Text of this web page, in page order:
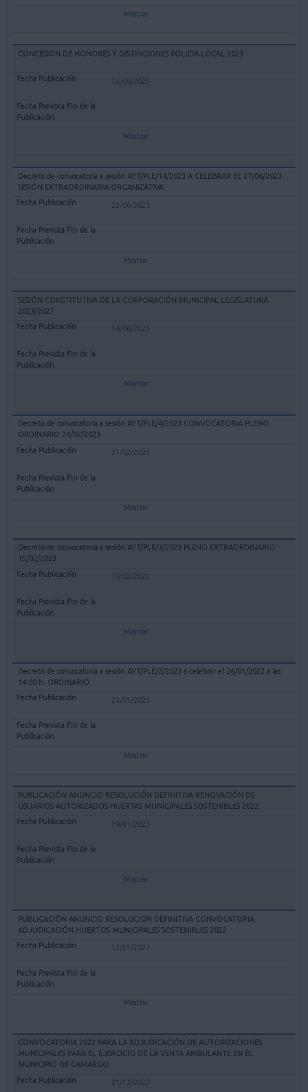
Mostrar
CONCESION DE HONORES Y DISTINCIONES POLICIA LOCAL 2023
12/09/2023
Mostrar
Decreto de convocatoria a sesión AYT/PLE/14/2023 A CELEBRAR EL 27/06/2023.
SESIÓN EXTRAORDINARIA ORGANIZATIVA
22/06/2023
Mostrar
SESIÓN CONSTITUTIVA DE LA CORPORACIÓN MUNICIPAL LEGISLATURA
2023/2027
14/06/2023
Mostrar
Decreto de convocatoria a sesión AYT/PLE/4/2023 CONVOCATORIA PLENO
ORDINARIO 24/02/2023
21/02/2023
Mostrar
Decreto de convocatoria a sesión AYT/PLE/3/2023 PLENO EXTRAORDINARIO
15/02/2023
10/02/2023
Mostrar
Decreto de convocatoria a sesión AYT/PLE/2/2023 a celebrar el 26/01/2022 a las
14:00 h. ORDINARIO
23/01/2023
Mostrar
PUBLICACIÓN ANUNCIO RESOLUCIÓN DEFINITIVA RENOVACIÓN DE
USUARIOS AUTORIZADOS HUERTAS MUNICIPALES SOSTENIBLES 2022
19/01/2023
Mostrar
PUBLICACIÓN ANUNCIO RESOLUCION DEFINITIVA CONVOCATORIA
ADJUDICACIÓN HUERTOS MUNICIPALES SOSTENIBLES 2022
12/01/2023
Mostrar
CONVOCATORIA 2022 PARA LA ADJUDICACIÓN DE AUTORIZACIONES
MUNICIPALES PARA EL EJERCICIO DE LA VENTA AMBULANTE EN EL
MUNICIPIO DE CAMARGO
21/12/2022